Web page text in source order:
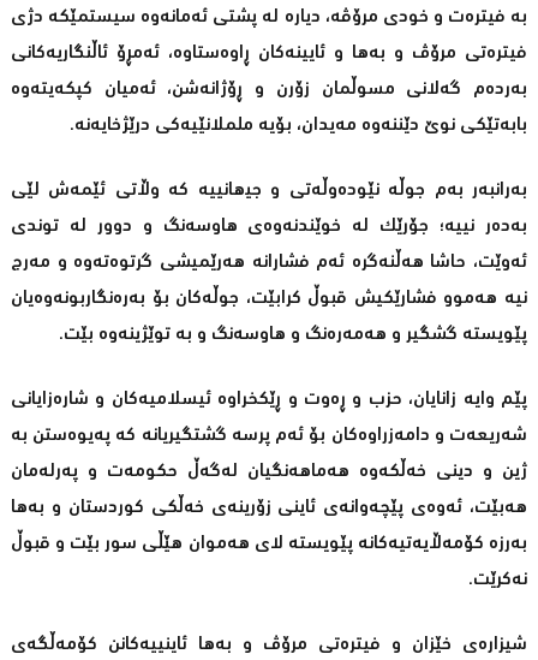
بە فیترەت و خودی‌ مرۆڤه‌، دیاره‌ له‌ پشتی‌ ئه‌مانەوە سیستمێكه‌ دژی
فیترەتی مرۆڤ و بەھا و ئایینەکان ڕاوەستاوە، ئەمڕۆ ئاڵنگاریەکانی
بەردەم گەلانی مسوڵمان زۆرن و ڕۆژانەشن، ئەمیان کپکەیتەوە
بابەتێکی نوێ دێننەوە مەیدان، بۆیە ململانێیەکی درێژخایەنە.
بەرانبەر بەم جوڵە نێودەوڵەتی و جیھانییە كه‌ وڵاتی‌ ئێمه‌ش لێی‌
به‌ده‌ر نییه‌؛ جۆرێک لە خوێندنەوەی ھاوسەنگ و دوور لە توندی
ئەوێت، حاشا ھەڵنەگرە ئەم فشارانە ھەرێمیشی گرتوەتەوە و مەرج
نیە ھەموو فشارێکیش قبوڵ کرابێت، جوڵەکان بۆ بەرەنگاربونەوەیان
پێویسته‌ گشگیر و ھەمەرەنگ و ھاوسەنگ و بە توێژینه‌وه‌ بێت.
پێم وایە زانایان، حزب و ڕەوت و ڕێکخراوە ئیسلامیەکا‌ن و شارەزایانی
شەریعەت و دامەزراوەکان بۆ ئەم پرسە گشتگیریانە کە پەیوەستن بە
ژین و دینی خەڵکەوە ھەماھەنگیان لەگەڵ حکومەت و پەرلەمان
ھەبێت، ئەوەی پێچەوانەی ئاینی زۆرینەی خەڵکی کوردستان و بەها
بەرزە کۆمەڵایەتیەکانە پێویسته‌ لای ھەموان ھێڵی سور بێت و قبوڵ
نه‌كرێت.
شیزاره‌ی‌ خێزان‌ و فیتره‌تی‌ مرۆڤ و به‌ها ئاینییه‌كانن كۆمه‌ڵگه‌ی‌